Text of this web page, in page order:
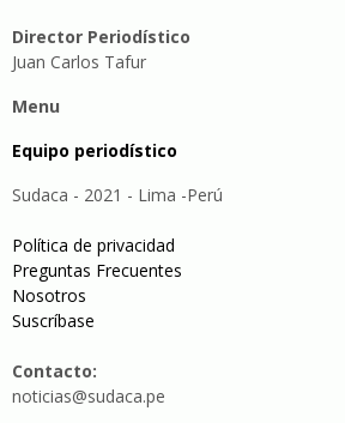
Director Periodístico
Juan Carlos Tafur
Menu
Equipo periodístico
Sudaca - 2021 - Lima -Perú
Política de privacidad
Preguntas Frecuentes
Nosotros
Suscríbase
Contacto:
noticias@sudaca.pe